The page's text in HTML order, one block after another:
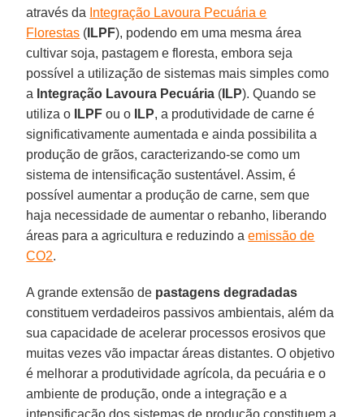
através da Integração Lavoura Pecuária e
Florestas ( ILPF), podendo em uma mesma área
cultivar soja, pastagem e floresta, embora seja
possível a utilização de sistemas mais simples como
a Integração Lavoura Pecuária ( ILP). Quando se
utiliza o
ILPF ou o ILP, a produtividade de carne é
significativamente aumentada e ainda possibilita a
produção de grãos, caracterizando-se como um
sistema de intensificação sustentável. Assim, é
possível aumentar a produção de carne, sem que
haja necessidade de aumentar o rebanho, liberando
áreas para a agricultura e reduzindo aemissão de
CO2.
A grande extensão de pastagens degradadas
constituem verdadeiros passivos ambientais, além da
sua capacidade de acelerar processos erosivos que
muitas vezes vão impactar áreas distantes. O objetivo
é melhorar a produtividade agrícola, da pecuária e o
ambiente de produção, onde a integração e a
intensificação dos sistemas de produção constituem a